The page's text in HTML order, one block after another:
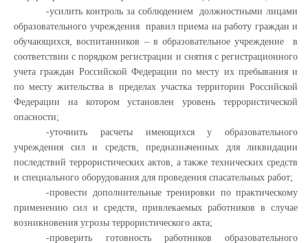
-усилить контроль за соблюдением должностными лицами
образовательного учреждения правил приема на работу граждан и
обучающихся, воспитанников – в образовательное учреждение в
соответствии с порядком регистрации и снятия с регистрационного
учета граждан Российской Федерации по месту их пребывания и
по месту жительства в пределах участка территории Российской
Федерации на котором установлен уровень террористической
опасности;
-уточнить расчеты имеющихся у образовательного
учреждения сил и средств, предназначенных для ликвидации
последствий террористических актов, а также технических средств
и специального оборудования для проведения спасательных работ;
-провести дополнительные тренировки по практическому
применению сил и средств, привлекаемых работников в случае
возникновения угрозы террористического акта;
-проверить готовность работников образовательного